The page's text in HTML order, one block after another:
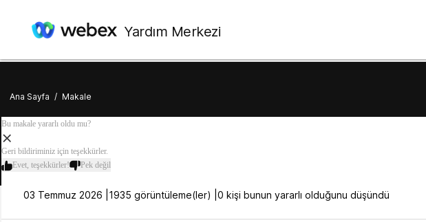
Yardım Merkezi
Ana Sayfa / Makale
Bu makale yararlı oldu mu?
Geri bildiriminiz için teşekkürler.
Evet, teşekkürler!
Pek değil
03 Temmuz 2026 | 1935 görüntüleme(ler) | 0 kişi bunun yararlı olduğunu düşündü